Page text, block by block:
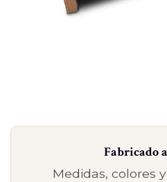
Fabricado
Medidas, colores